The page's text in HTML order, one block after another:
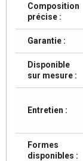
Composition
précise :
Garantie :
Disponible
sur mesure :
Entretien :
Formes
disponibles :